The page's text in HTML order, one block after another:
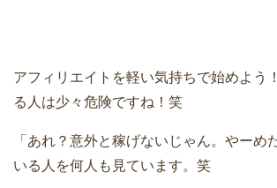
アフィリエイトを軽い気持ちで始めよう！
る人は少々危険ですね！笑
「あれ？意外と稼げないじゃん。やーめ
いる人を何人も見ています。笑